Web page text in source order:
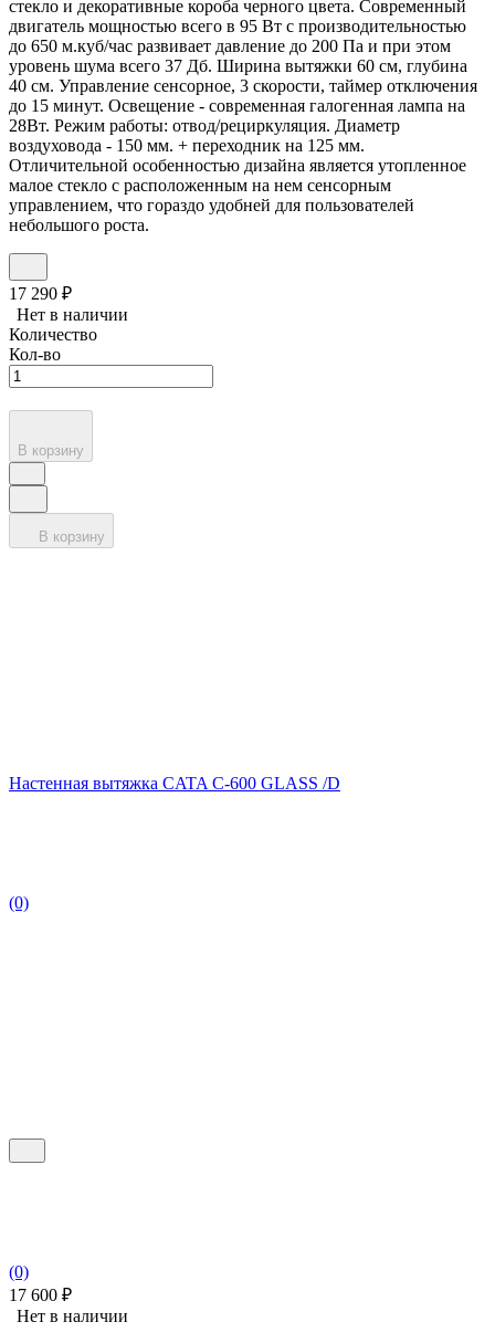
стекло и декоративные короба черного цвета. Современный
двигатель мощностью всего в 95 Вт с производительностью
до 650 м.куб/час развивает давление до 200 Па и при этом
уровень шума всего 37 Дб. Ширина вытяжки 60 см, глубина
40 см. Управление сенсорное, 3 скорости, таймер отключения
до 15 минут. Освещение - современная галогенная лампа на
28Вт. Режим работы: отвод/рециркуляция. Диаметр
воздуховода - 150 мм. + переходник на 125 мм.
Отличительной особенностью дизайна является утопленное
малое стекло с расположенным на нем сенсорным
управлением, что гораздо удобней для пользователей
небольшого роста.
17 290 ₽
Нет в наличии
Количество
Кол-во
В корзину
В корзину
Настенная вытяжка CATA C-600 GLASS /D
(0)
(0)
17 600 ₽
Нет в наличии